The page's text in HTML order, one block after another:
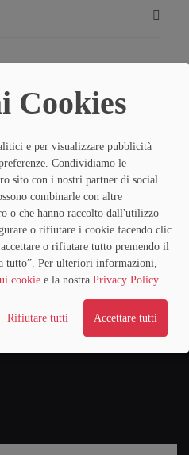
Cookies
e per visualizzare pubblicità
Condividiamo le
sito con i nostri partner di social
combinarle con altre
o che hanno raccolto dall'utilizzo
o rifiutare i cookie facendo clic
o rifiutare tutto premendo il
tutto”. Per ulteriori informazioni,
cookie e la nostra Privacy Policy.
Rifiutare tutti Accettare tutti